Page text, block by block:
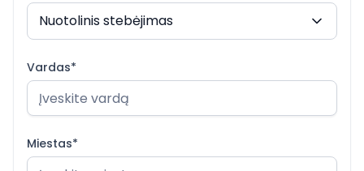
Nuotolinis stebėjimas
Vardas*
Miestas*